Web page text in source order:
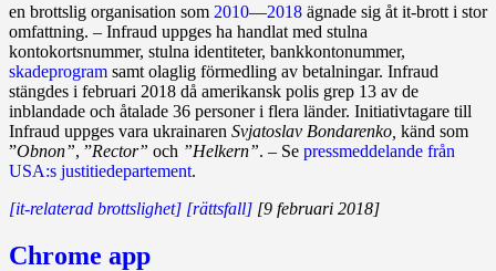
en brottslig organisation som 2010—2018 ägnade sig åt it‑brott i stor
omfattning. – Infraud uppges ha handlat med stulna
kontokortsnummer, stulna identiteter, bankkontonummer,
skadeprogram samt olaglig förmedling av betalningar. Infraud
stängdes i februari 2018 då amerikansk polis grep 13 av de
inblandade och åtalade 36 personer i flera länder. Initiativtagare till
Infraud uppges vara ukrainaren Svjatoslav Bondarenko, känd som
”Obnon”, ”Rector” och ”Helkern”. – Se pressmeddelande från
USA:s justitiedepartement.
[it-relaterad brottslighet] [rättsfall] [9 februari 2018]
Chrome app